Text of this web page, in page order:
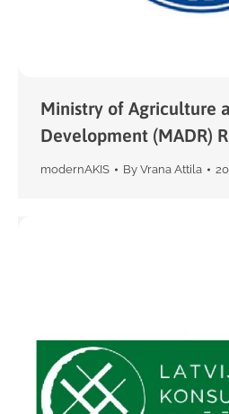
Ministry of Agriculture
Development (MADR)
modernAKIS By Vrana Attila